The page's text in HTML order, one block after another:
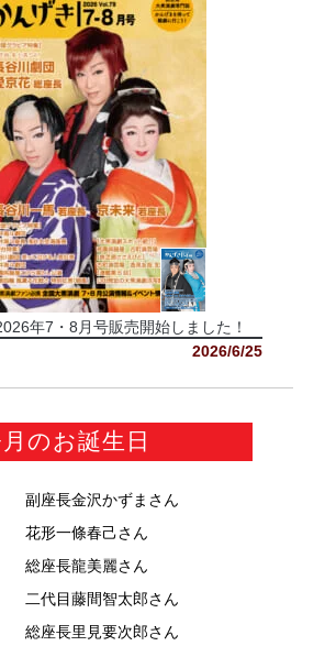
年7・8月号販売開始しました！
2026/6/25
のお誕生日
副座長金沢かずま さん
花形一條春己さん
総座長龍美麗さん
二代目藤間智太郎さん
総座長里見要次郎さん